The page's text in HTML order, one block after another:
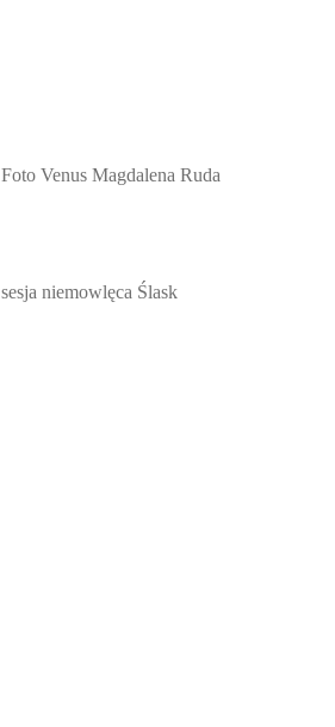
Foto Venus Magdalena Ruda
sesja niemowlęca Ślask